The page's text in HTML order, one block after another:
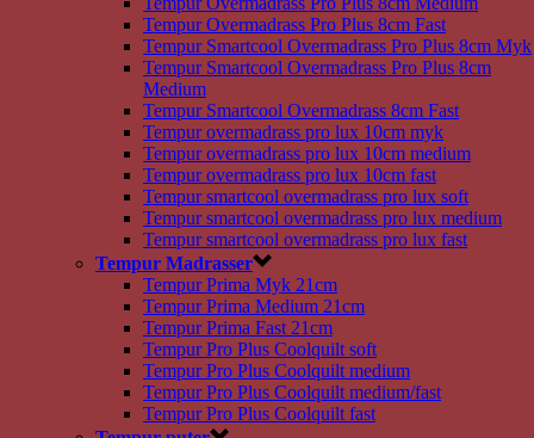
Tempur Overmadrass Pro Plus 8cm Fast
Tempur Smartcool Overmadrass Pro Plus 8cm Myk
Tempur Smartcool Overmadrass Pro Plus 8cm
Medium
Tempur Smartcool Overmadrass 8cm Fast
Tempur overmadrass pro lux 10cm myk
Tempur overmadrass pro lux 10cm medium
Tempur overmadrass pro lux 10cm fast
Tempur smartcool overmadrass pro lux soft
Tempur smartcool overmadrass pro lux medium
Tempur smartcool overmadrass pro lux fast
Tempur Madrasser
Tempur Prima Myk 21cm
Tempur Prima Medium 21cm
Tempur Prima Fast 21cm
Tempur Pro Plus Coolquilt soft
Tempur Pro Plus Coolquilt medium
Tempur Pro Plus Coolquilt medium/fast
Tempur Pro Plus Coolquilt fast